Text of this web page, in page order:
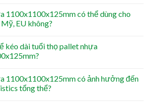
1100x1100x125mm có thể dùng cho
EU không?
kéo dài tuổi thọ pallet nhựa
1100x1100x125mm có ảnh hưởng đến
tổng thể?